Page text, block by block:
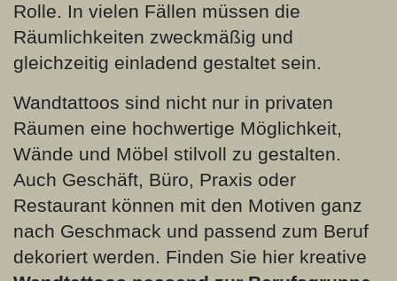
Rolle. In vielen Fällen müssen die
Räumlichkeiten zweckmäßig und
gleichzeitig einladend gestaltet sein.
Wandtattoos sind nicht nur in privaten
Räumen eine hochwertige Möglichkeit,
Wände und Möbel stilvoll zu gestalten.
Auch Geschäft, Büro, Praxis oder
Restaurant können mit den Motiven ganz
nach Geschmack und passend zum Beruf
dekoriert werden. Finden Sie hier kreative